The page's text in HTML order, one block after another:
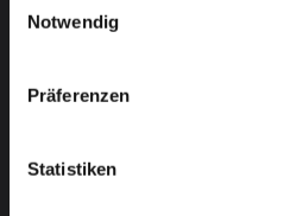
Notwendig
Präferenzen
Statistiken